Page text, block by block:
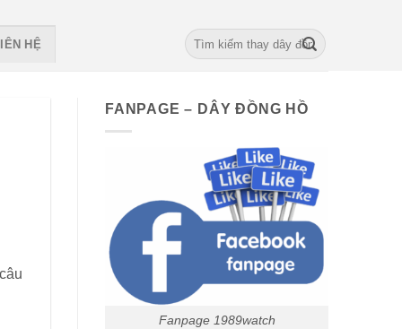
HỆ
Search
for:
FANPAGE – DÂY ĐỒNG HỒ
Fanpage 1989watch